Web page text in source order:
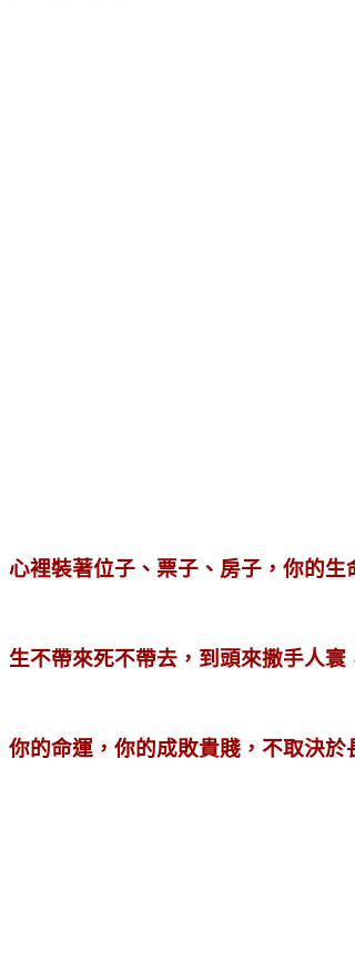
心裡裝著位子、票子、房子，你的
生不帶來死不帶去，到頭來撒手人
你的命運，你的成敗貴賤，不取決